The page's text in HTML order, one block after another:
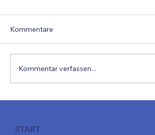
Kommentare
Kommentar verfassen...
START